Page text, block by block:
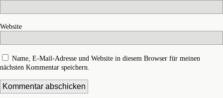
Website
Name, E-Mail-Adresse und Website in diesem Browser für meinen
nächsten Kommentar speichern.